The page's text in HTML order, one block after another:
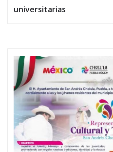
universitarias